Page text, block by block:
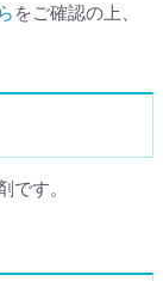
をご確認の上、
です。